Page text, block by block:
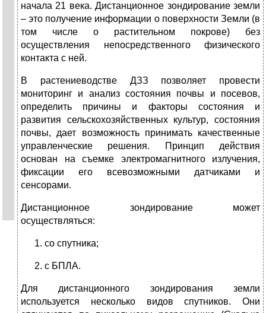
начала 21 века. Дистанционное зондирование земли
– это получение информации о поверхности Земли (в
том числе о растительном покрове) без
осуществления непосредственного физического
контакта с ней.
В растениеводстве ДЗЗ позволяет провести
мониторинг и анализ состояния почвы и посевов,
определить причины и факторы состояния и
развития сельскохозяйственных культур, состояния
почвы, дает возможность принимать качественные
управленческие решения. Принцип действия
основан на съемке электромагнитного излучения,
фиксации его всевозможными датчиками и
сенсорами.
Дистанционное зондирование может
осуществляться:
со спутника;
с БПЛА.
Для дистанционного зондирования земли
используется несколько видов спутников. Они